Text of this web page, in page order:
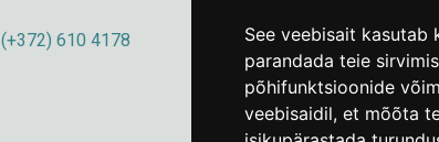
See veebisait kasutab
parandada teie
põhifunktsioonide
veebisaidil, et mõõta
(+372) 610 4178